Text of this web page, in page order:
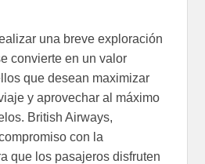
una breve exploración
convierte en un valor
que desean maximizar
y aprovechar al máximo
British Airways,
con la
que los pasajeros disfruten